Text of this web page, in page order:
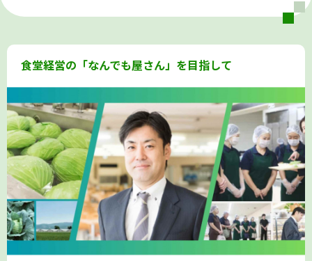
食堂経営の「なんでも屋さん」を目指して